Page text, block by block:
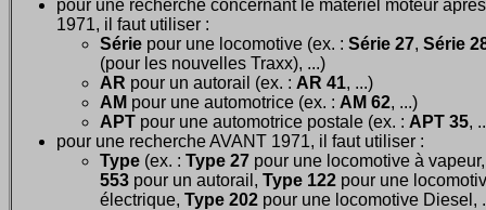
pour une recherche concernant le matériel moteur après
1971, il faut utiliser :
Série pour une locomotive (ex. : Série 27, Série
(pour les nouvelles Traxx), ...)
AR pour un autorail (ex. : AR 41, ...)
AM pour une automotrice (ex. : AM 62, ...)
APT pour une automotrice postale (ex. : APT 35,
pour une recherche AVANT 1971, il faut utiliser :
Type (ex. : Type 27 pour une locomotive à
553 pour un autorail, Type 122 pour une
électrique, Type 202 pour une locomotive Diesel,